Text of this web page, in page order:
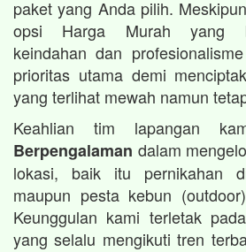
paket yang Anda pilih.
opsi Harga Murah yang
keindahan dan
prioritas utama demi
yang terlihat mewah namun
Keahlian tim lapangan
Berpengalaman dalam
lokasi, baik itu pernikahan
maupun pesta kebun
Keunggulan kami terletak
yang selalu mengikuti tren